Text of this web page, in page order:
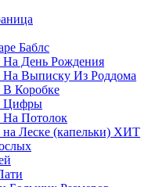
Баблс
День Рождения
Выписку Из Роддома
Коробке
Цифры
Потолок
Леске (капельки) ХИТ